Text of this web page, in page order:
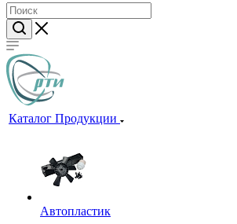
Каталог Продукции
Автопластик